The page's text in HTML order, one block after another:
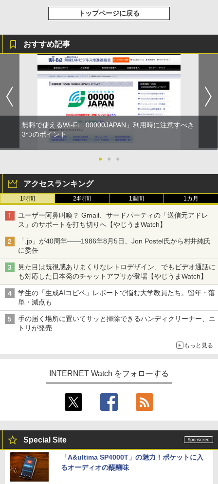
トップページに戻る
おすすめ記事
無料で使えるWi-Fi「00000JAPAN」利用時に注意すべき
3つのポイント
● ● ●
アクセスランキング
1時間 24時間 1週間 1カ月
ユーザー阿鼻叫喚？ Gmail、サードパーティの「送信元アドレ
ス」のサポートを打ち切りへ【やじうまWatch】
「.jp」が40周年――1986年8月5日、Jon Postel氏から村井純氏
に委任
見た目は既視感ありまくりなレトロデザイン、でもビデオ通話に
も対応した日本発のチャットアプリが登場【やじうまWatch】
学生の「生成AIコピペ」レポートで悩む大学教員たち。留年・落
単・減点も
手の届く場所に置いてサッと掃除できるハンディクリーナー、ニ
トリが発売
もっと見る
INTERNET Watch をフォローする
Special Site
「A&ultima SP4000T」の魅力！ポケットに入
るオーディオの醍醐味